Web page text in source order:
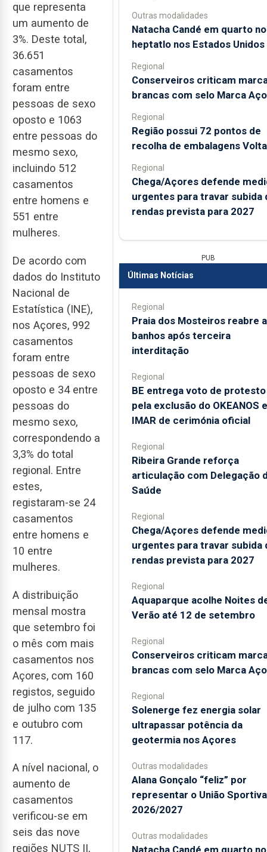
que representa
um aumento de
3%. Deste total,
36.651
casamentos
foram entre
pessoas de sexo
oposto e 1063
entre pessoas do
mesmo sexo,
incluindo 512
casamentos
entre homens e
551 entre
mulheres.
De acordo com
dados do Instituto
Nacional de
Estatística (INE),
nos Açores, 992
casamentos
foram entre
pessoas de sexo
oposto e 34 entre
pessoas do
mesmo sexo,
correspondendo a
3,3% do total
regional. Entre
estes,
registaram-se 24
casamentos
entre homens e
10 entre
mulheres.
A distribuição
mensal mostra
que setembro foi
o mês com mais
casamentos nos
Açores, com 160
registos, seguido
de julho com 135
e outubro com
117.
A nível nacional, o
aumento de
casamentos
verificou-se em
seis das nove
regiões NUTS II,
Outras modalidades
Natacha Candé em quarto no
heptatlo nos Estados Unidos
Regional
Conserveiros criticam
brancas com selo Marca
Regional
Região possui 72 pontos de
recolha de embalagens Volta
Regional
Chega/Açores defende
urgentes para travar subida
rendas prevista para 2027
PUB
Últimas Notícias
Regional
Praia dos Mosteiros reabre a
banhos após terceira
interditação
Regional
BE entrega voto de protesto
pela exclusão do OKEANOS e
IMAR de cerimónia oficial
Regional
Ribeira Grande reforça
articulação com Delegação
Saúde
Regional
Chega/Açores defende
urgentes para travar subida
rendas prevista para 2027
Regional
Aquaparque acolhe Noites
Verão até 12 de setembro
Regional
Conserveiros criticam
brancas com selo Marca
Regional
Solenerge fez energia solar
ultrapassar potência da
geotermia nos Açores
Outras modalidades
Alana Gonçalo “feliz” por
representar o União
2026/2027
Outras modalidades
Natacha Candé em quarto no